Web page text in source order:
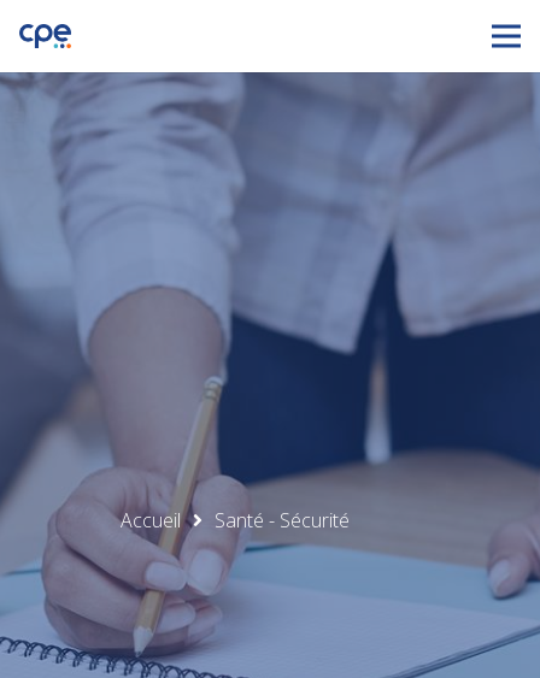
Accueil Santé - Sécurité